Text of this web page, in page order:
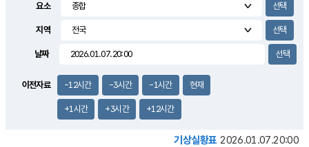
1.8m/s
요소
지역
날짜
이전자료 -12시간 -3시간 -1시간 현재
+1시간 +3시간 +12시간
기상실황표 2026.01.07.20:00